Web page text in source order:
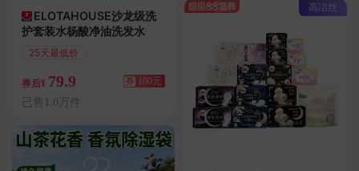
ELOTAHOUSE沙龙级洗
护套装水杨酸净油洗发水
25天最低价
券后¥ 79.9 券 180元
已售1.0万件
高洁丝